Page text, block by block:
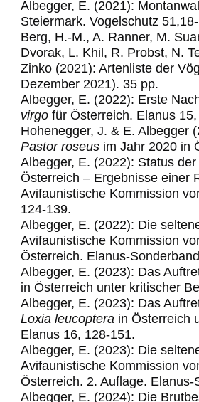
Albegger, E. (2021):
Steiermark. Vogelschutz
Berg, H.-M., A. Ranner, M.
Dvorak, L. Khil, R. Probst, N.
Zinko (2021): Artenliste der
Dezember 2021). 35 pp.
Albegger, E. (2022): Erste
virgo für Österreich. Elanus
Hohenegger, J. & E. Albegger
Pastor roseus im Jahr 2020 in
Albegger, E. (2022): Status
Österreich – Ergebnisse einer
Avifaunistische­ Kommission­
124-139.
Albegger, E. (2022): Die
Avifaunistische Kommission
Österreich. Elanus-
Albegger, E. (2023): Das
in Österreich unter kritischer
Albegger, E. (2023): Das
Loxia leucoptera in Österreich
Elanus 16, 128-151.
Albegger, E. (2023): Die
Avifaunistische Kommission
Österreich. 2. Auflage.
Albegger, E. (2024): Die